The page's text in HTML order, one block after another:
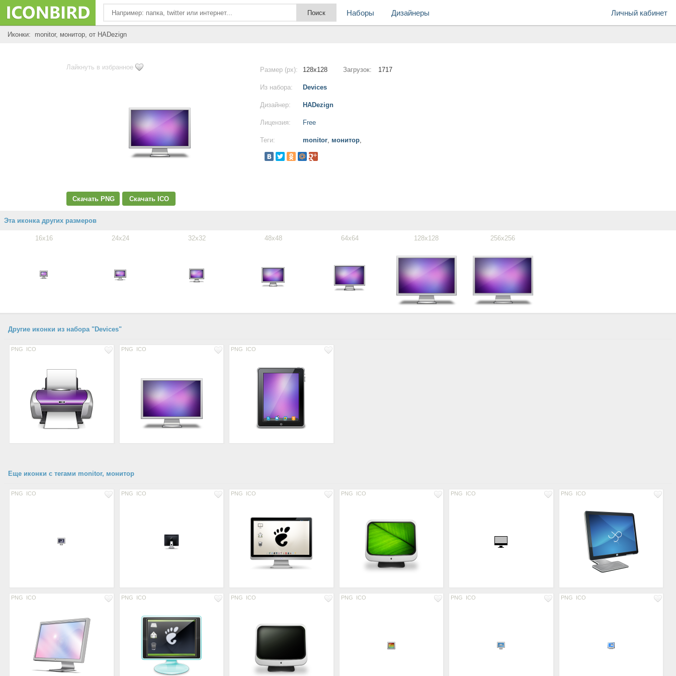
Личный кабинет
Наборы Дизайнеры
Иконки: monitor, монитор, от HADezign
Лайкнуть в избранное
Скачать PNG Скачать ICO
Размер (px): 128x128 Загрузок: 1717
Из набора: Devices
Дизайнер: HADezign
Лицензия: Free
Теги: monitor, монитор,
Эта иконка других размеров
16x16 24x24 32x32 48x48 64x64 128x128 256x256
Другие иконки из набора "Devices"
PNG ICO PNG ICO PNG ICO
Еще иконки с тегами monitor, монитор
PNG ICO PNG ICO PNG ICO PNG ICO PNG ICO PNG ICO
PNG ICO PNG ICO PNG ICO PNG ICO PNG ICO PNG ICO